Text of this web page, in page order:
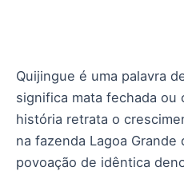
Quijingue é uma palavra
significa mata fechada ou
história retrata o
na fazenda Lagoa
povoação de idêntica